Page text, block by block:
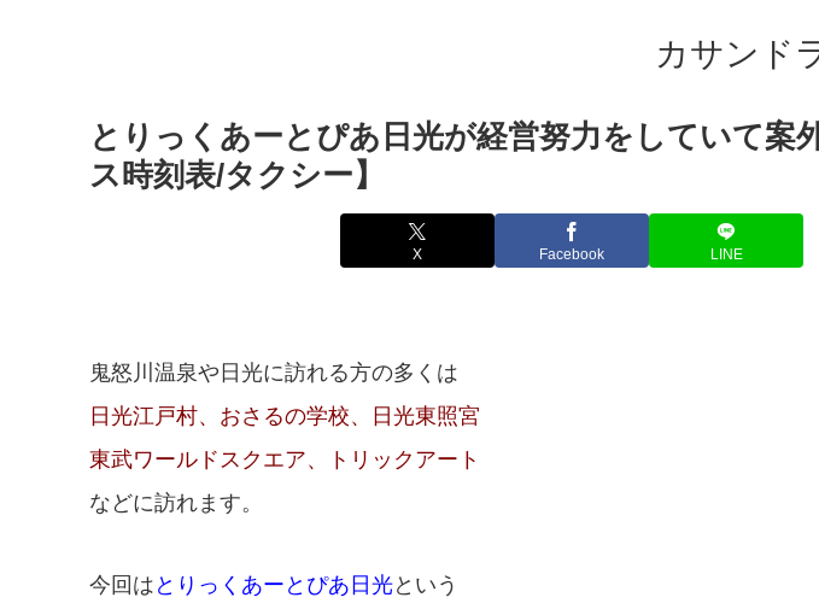
カサンド
とりっくあーとぴあ日光が経営努力をしていて案
ス時刻表/タクシー】
X Facebook LINE
鬼怒川温泉や日光に訪れる方の多くは
日光江戸村、おさるの学校、日光東照宮
東武ワールドスクエア、トリックアート
などに訪れます。
今回は とりっくあーとぴあ日光という